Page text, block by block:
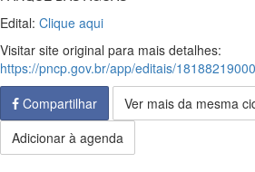
Edital: Clique aqui
Visitar site original para mais detalhes:
https://pncp.gov.br/app/editais/
Compartilhar
Ver mais da mesma
Adicionar à agenda